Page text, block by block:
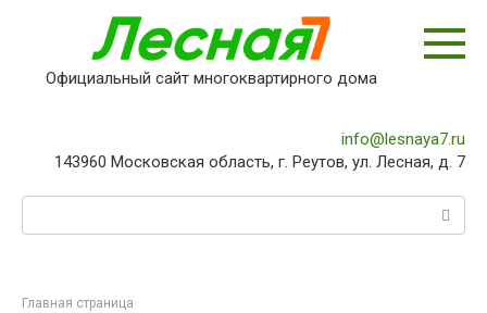
Официальный сайт многоквартирного дома
info@lesnaya7.ru
143960 Московская область, г. Реутов, ул. Лесная, д. 7
Главная страница